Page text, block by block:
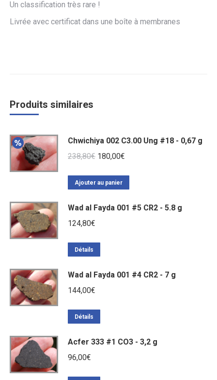
Un classification très rare !
Livrée avec certificat dans une boîte à membranes
Produits similaires
Chwichiya 002 C3.00 Ung #18 - 0,67 g
238,80€ Le
initial
238,80€.
180,00€
180,00€.
Ajouter au panier
Wad al Fayda 001 #5 CR2 - 5.8 g
124,80€
Détails
Wad al Fayda 001 #4 CR2 - 7 g
144,00€
Détails
Acfer 333 #1 CO3 - 3,2 g
96,00€